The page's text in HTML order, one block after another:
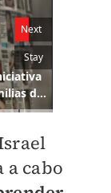
cabo